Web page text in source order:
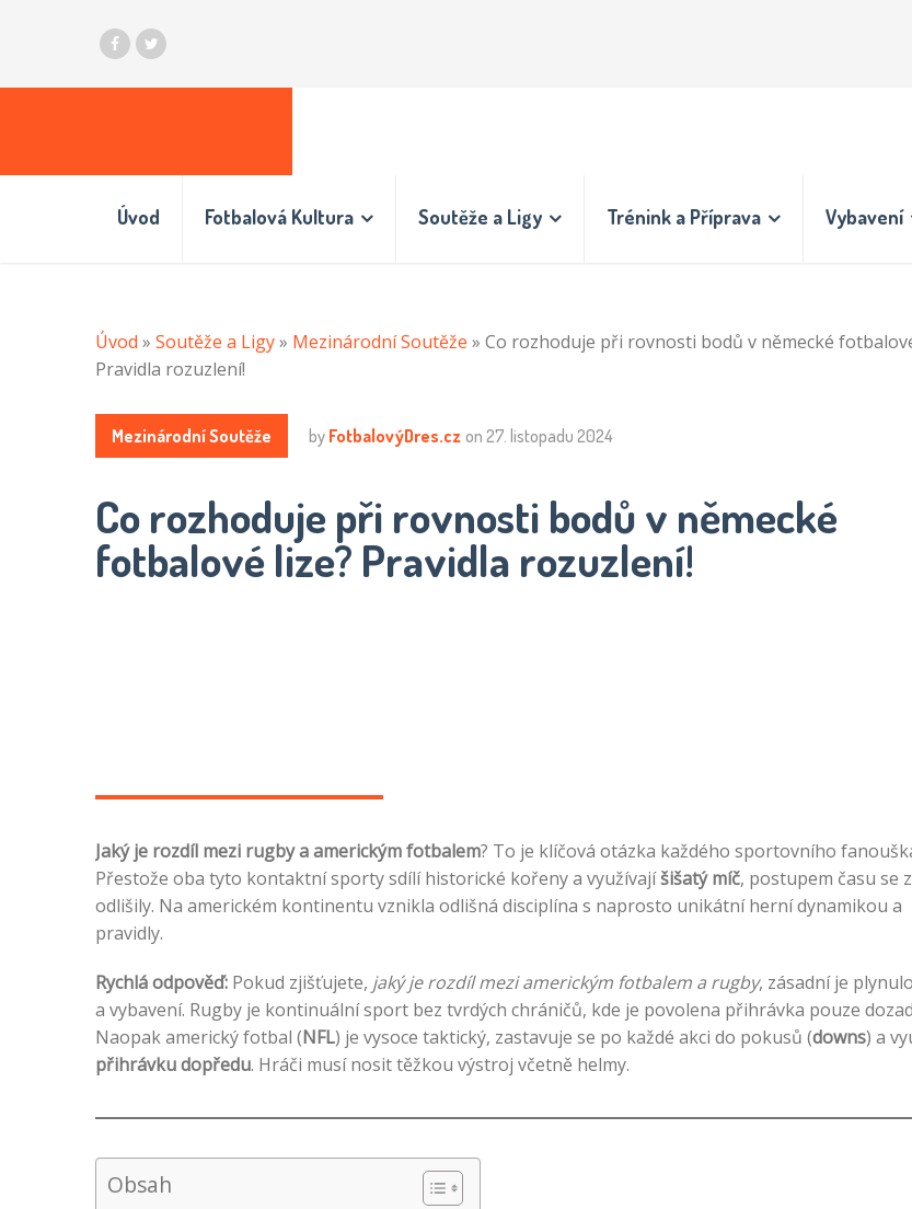
Úvod Fotbalová Kultura Soutěže a Ligy Trénink a Příprava Vybavení
Úvod » Soutěže a Ligy» Mezinárodní Soutěže » Co rozhoduje při rovnosti bodů v německé
Pravidla rozuzlení!
Mezinárodní Soutěže by FotbalovýDres.cz on 27. listopadu 2024
Co rozhoduje při rovnosti bodů v německé
fotbalové lize? Pravidla rozuzlení!
Jaký je rozdíl mezi rugby a americkým fotbalem? To je klíčová otázka každého sportovního
Přestože oba tyto kontaktní sporty sdílí historické kořeny a využívajíšišatý míč, postupem času se
odlišily. Na americkém kontinentu vznikla odlišná disciplína s naprosto unikátní herní dynamikou a
pravidly.
Rychlá odpověď: Pokud zjišťujete, jaký je rozdíl mezi americkým fotbalem a rugby, zásadní je
a vybavení. Rugby je kontinuální sport bez tvrdých chráničů, kde je povolena přihrávka pouze
Naopak americký fotbal (NFL) je vysoce taktický, zastavuje se po každé akci do pokusů (downs) a
přihrávku dopředu. Hráči musí nosit těžkou výstroj včetně helmy.
Obsah